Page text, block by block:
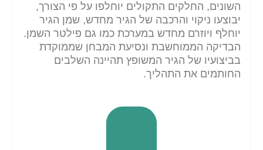
השונים, החלקים התקולים יוחלפו על פי הצורך,
יבוצעו ניקוי והרכבה של הגיר מחדש, שמן הגיר
יוחלף ויוזרם מחדש במערכת כמו גם פילטר השמן.
הבדיקה הממוחשבת ונסיעת המבחן שממוקדת
בביצועיו של הגיר המשופץ תהיינה השלבים
החותמים את התהליך.